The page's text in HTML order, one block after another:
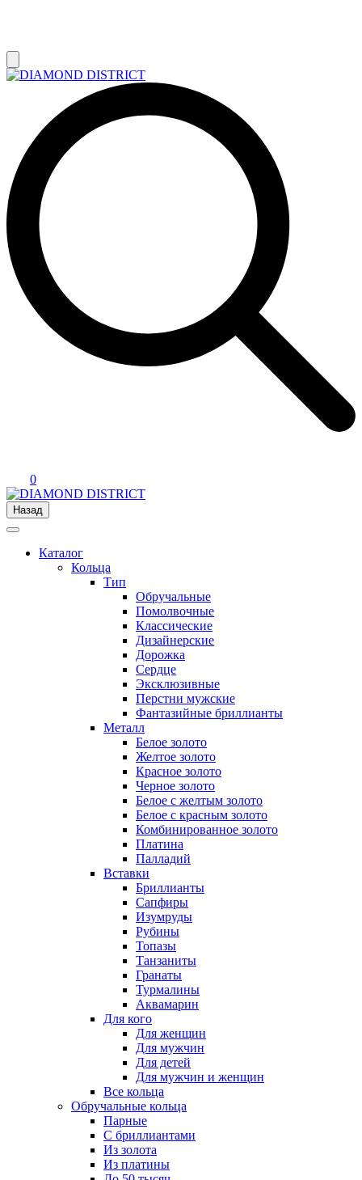
0
Назад
Каталог
Кольца
Тип
Обручальные
Помолвочные
Классические
Дизайнерские
Дорожка
Сердце
Эксклюзивные
Перстни мужские
Фантазийные бриллианты
Металл
Белое золото
Желтое золото
Красное золото
Черное золото
Белое с желтым золото
Белое с красным золото
Комбинированное золото
Платина
Палладий
Вставки
Бриллианты
Сапфиры
Изумруды
Рубины
Топазы
Танзаниты
Гранаты
Турмалины
Аквамарин
Для кого
Для женщин
Для мужчин
Для детей
Для мужчин и женщин
Все кольца
Обручальные кольца
Парные
С бриллиантами
Из золота
Из платины